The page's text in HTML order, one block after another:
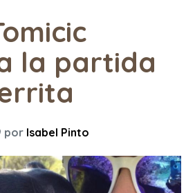
la partida
por Isabel Pinto